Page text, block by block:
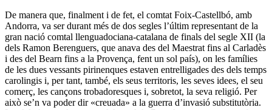
De manera que, finalment i de fet, el comtat Foix-Castellbó, amb
Andorra, va ser durant més de dos segles l’últim representant de la
gran nació comtal llenguadociana-catalana de finals del segle XII (la
dels Ramon Berenguers, que anava des del Maestrat fins al Carladès
i des del Bearn fins a la Provença, fent un sol país), on les famílies
de les dues vessants pirinenques estaven entrelligades des dels temps
carolingis i, per tant, també, els seus territoris, les seves idees, el seu
comerç, les cançons trobadoresques i, sobretot, la seva religió. Per
això se’n va poder dir «creuada» a la guerra d’invasió substitutòria.